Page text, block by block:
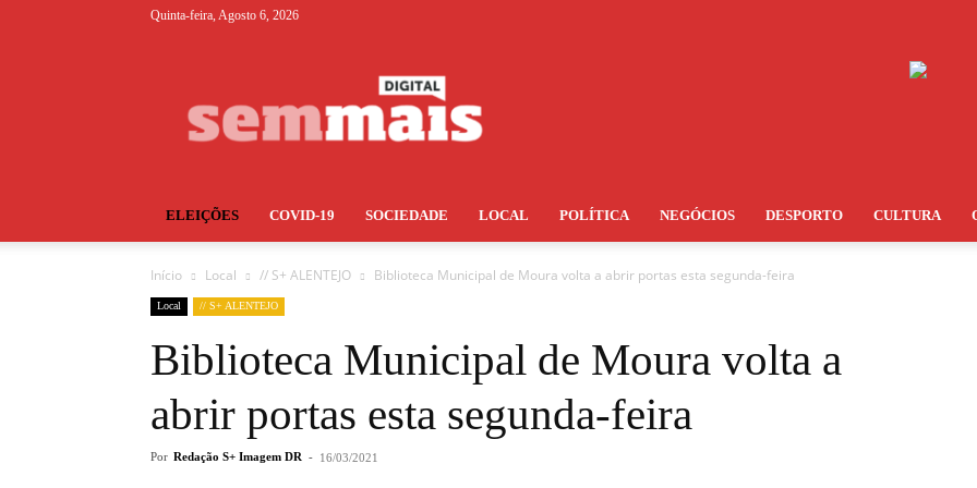
Quinta-feira, Agosto 6, 2026
ELEIÇÕES COVID-19 SOCIEDADE LOCAL POLÍTICA NEGÓCIOS DESPORTO CULTURA
Início Local // S+ ALENTEJO Biblioteca Municipal de Moura volta a abrir portas esta segunda-feira
Local // S+ ALENTEJO
Biblioteca Municipal de Moura volta a
abrir portas esta segunda-feira
Por Redação S+ Imagem DR - 16/03/2021